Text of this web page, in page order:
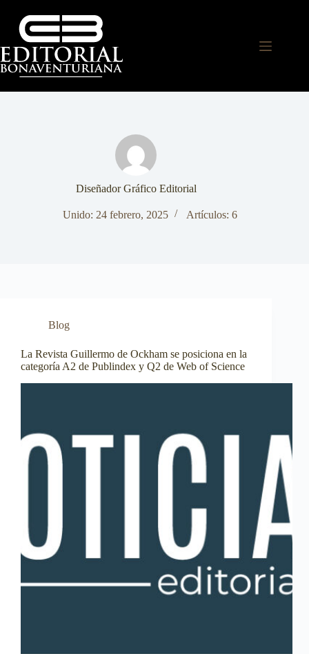
Diseñador Gráfico Editorial
Unido: 24 febrero, 2025 Artículos: 6
Blog
La Revista Guillermo de Ockham se posiciona en la
categoría A2 de Publindex y Q2 de Web of Science